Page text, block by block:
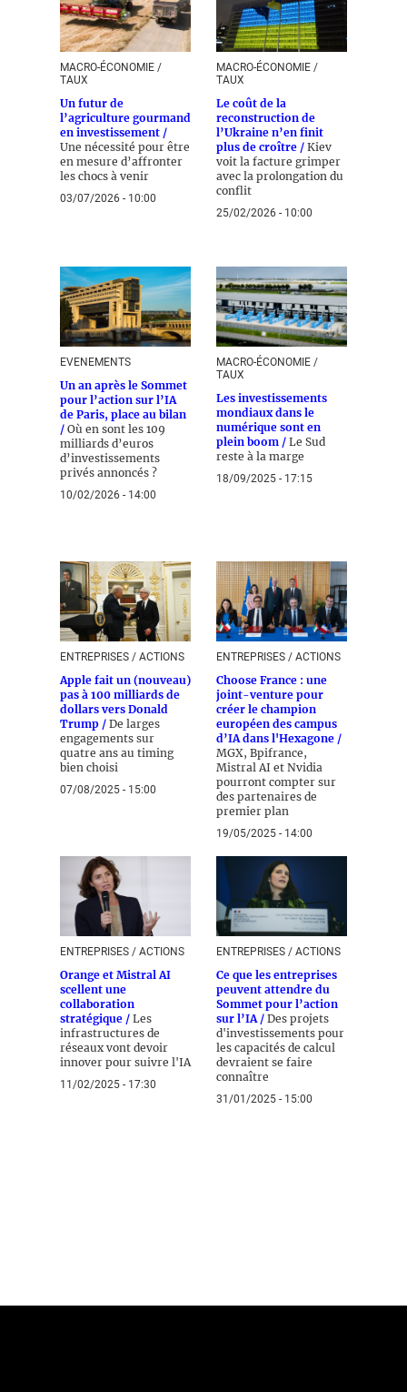
MACRO-ÉCONOMIE /
TAUX
Un futur de
l’agriculture gourmand
en investissement /
Une nécessité pour être
en mesure d’affronter
les chocs à venir
03/07/2026 - 10:00
MACRO-ÉCONOMIE /
TAUX
Le coût de la
reconstruction de
l’Ukraine n’en finit
plus de croître / Kiev
voit la facture grimper
avec la prolongation du
conflit
25/02/2026 - 10:00
EVENEMENTS
Un an après le Sommet
pour l’action sur l’IA
de Paris, place au bilan
/ Où en sont les 109
milliards d’euros
d’investissements
privés annoncés ?
10/02/2026 - 14:00
MACRO-ÉCONOMIE /
TAUX
Les investissements
mondiaux dans le
numérique sont en
plein boom / Le Sud
reste à la marge
18/09/2025 - 17:15
ENTREPRISES / ACTIONS
Apple fait un (nouveau)
pas à 100 milliards de
dollars vers Donald
Trump / De larges
engagements sur
quatre ans au timing
bien choisi
07/08/2025 - 15:00
ENTREPRISES / ACTIONS
Choose France : une
joint-venture pour
créer le champion
européen des campus
d’IA dans l'Hexagone /
MGX, Bpifrance,
Mistral AI et Nvidia
pourront compter sur
des partenaires de
premier plan
19/05/2025 - 14:00
ENTREPRISES / ACTIONS
Orange et Mistral AI
scellent une
collaboration
stratégique / Les
infrastructures de
réseaux vont devoir
innover pour suivre l'IA
11/02/2025 - 17:30
ENTREPRISES / ACTIONS
Ce que les entreprises
peuvent attendre du
Sommet pour l’action
sur l’IA / Des projets
d'investissements pour
les capacités de calcul
devraient se faire
connaître
31/01/2025 - 15:00